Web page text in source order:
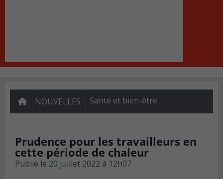
NOUVELLES Santé et bien-être
Prudence pour les travailleurs en
cette période de chaleur
Publié le 20 juillet 2022 à 12h07